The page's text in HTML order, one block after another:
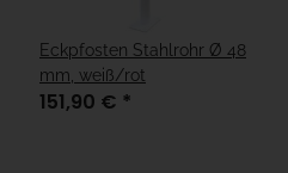
Eckpfosten Stahlrohr Ø 48
mm, weiß/rot
151,90 € *